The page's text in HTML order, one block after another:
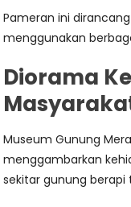
Pameran ini
menggunakan
Diorama
Museum Gunung
menggambarkan
sekitar gunung berapi